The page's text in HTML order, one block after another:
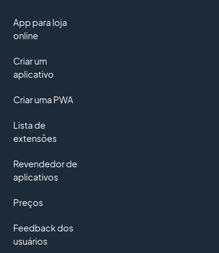
App para loja
online
Criar um
aplicativo
Criar uma PWA
Lista de
extensões
Revendedor de
aplicativos
Preços
Feedback dos
usuários